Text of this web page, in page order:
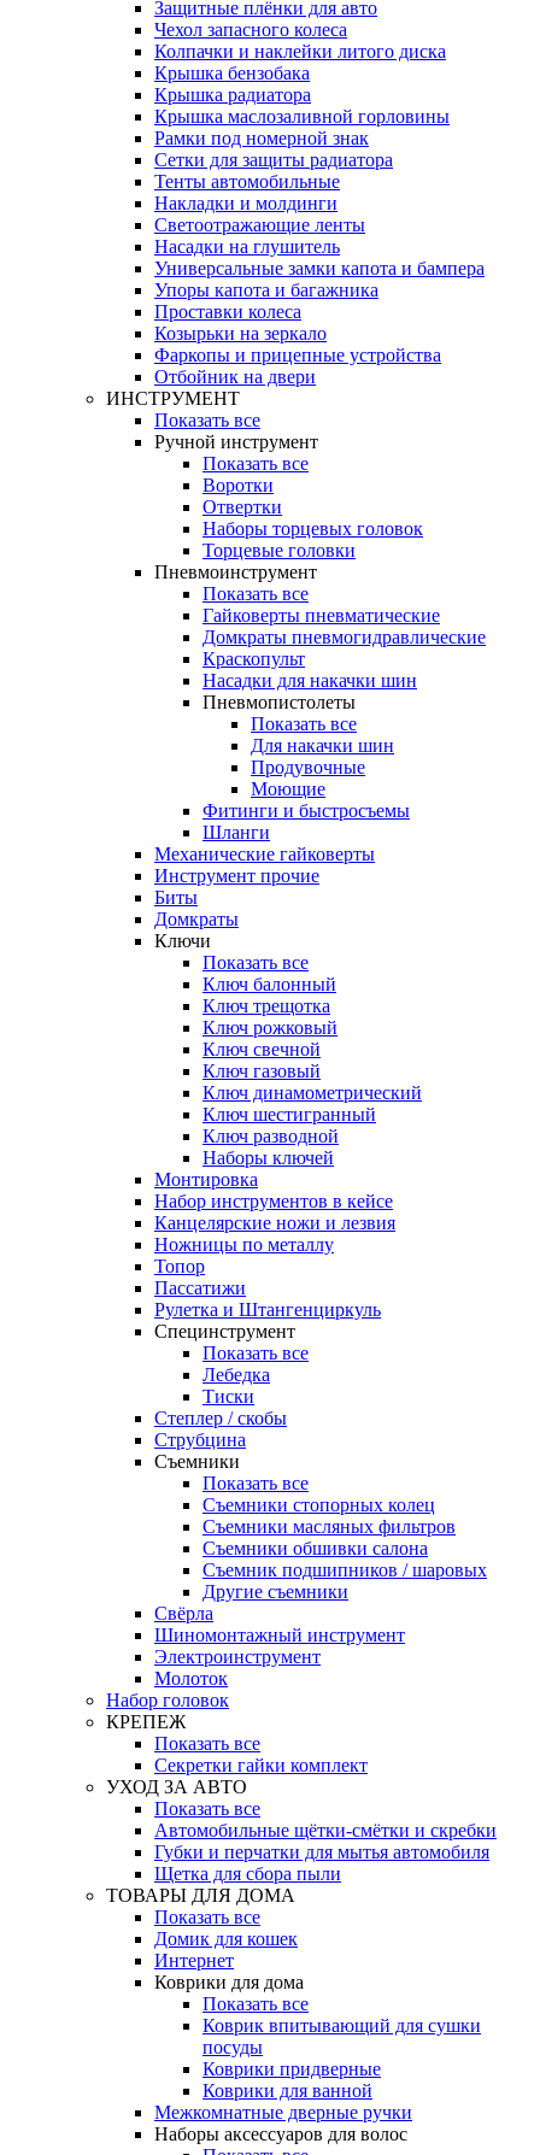
Защитные плёнки для авто
Чехол запасного колеса
Колпачки и наклейки литого диска
Крышка бензобака
Крышка радиатора
Крышка маслозаливной горловины
Рамки под номерной знак
Сетки для защиты радиатора
Тенты автомобильные
Накладки и молдинги
Светоотражающие ленты
Насадки на глушитель
Универсальные замки капота и бампера
Упоры капота и багажника
Проставки колеса
Козырьки на зеркало
Фаркопы и прицепные устройства
Отбойник на двери
ИНСТРУМЕНТ
Показать все
Ручной инструмент
Показать все
Воротки
Отвертки
Наборы торцевых головок
Торцевые головки
Пневмоинструмент
Показать все
Гайковерты пневматические
Домкраты пневмогидравлические
Краскопульт
Насадки для накачки шин
Пневмопистолеты
Показать все
Для накачки шин
Продувочные
Моющие
Фитинги и быстросъемы
Шланги
Механические гайковерты
Инструмент прочиe
Биты
Домкраты
Ключи
Показать все
Ключ балонный
Ключ трещотка
Ключ рожковый
Ключ свечной
Ключ газовый
Ключ динамометрический
Ключ шестигранный
Ключ разводной
Наборы ключей
Монтировка
Набор инструментов в кейсе
Канцелярские ножи и лезвия
Ножницы по металлу
Топор
Пассатижи
Рулетка и Штангенциркуль
Специнструмент
Показать все
Лебедка
Тиски
Степлер / скобы
Струбцина
Съемники
Показать все
Съемники стопорных колец
Съемники масляных фильтров
Съемники обшивки салона
Съемник подшипников / шаровых
Другие съемники
Свёрла
Шиномонтажный инструмент
Электроинструмент
Молоток
Набор головок
КРЕПЕЖ
Показать все
Секретки гайки комплект
УХОД ЗА АВТО
Показать все
Автомобильные щётки-смётки и скребки
Губки и перчатки для мытья автомобиля
Щетка для сбора пыли
ТОВАРЫ ДЛЯ ДОМА
Показать все
Домик для кошек
Интернет
Коврики для дома
Показать все
Коврик впитывающий для сушки
посуды
Коврики придверные
Коврики для ванной
Межкомнатные дверные ручки
Наборы аксессуаров для волос